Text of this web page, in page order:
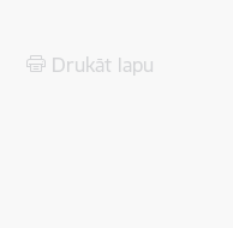
Drukāt lapu